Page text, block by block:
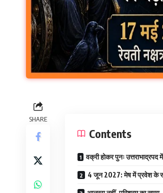
SHARE
Contents
वक्री होकर पुनः उत्तराभाद्रपद
4 जून 2027: मेष में प्रवेश के